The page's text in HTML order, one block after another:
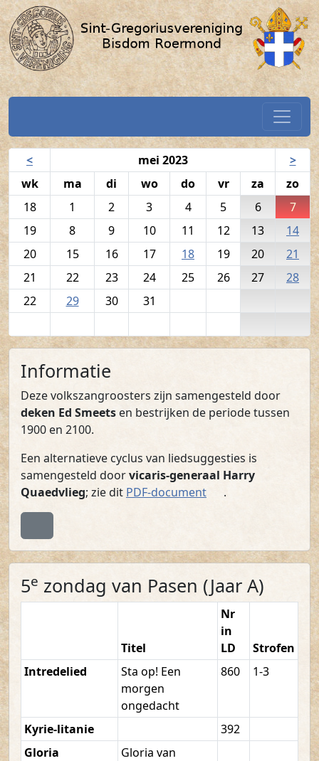
Spring naar hoofdtekst
Volkszang - 7 mei 2023 / SGV-
Navigatiekalender
< mei 2023
>
wk
ma di wo do vr za
zo
18
1 2 3 4 5 6
7
19
8 9 10 11 12 13
14
20
15 16 17 18 19 20
21
21
22 23 24 25 26 27
28
22
29 30 31
Informatie
Deze volkszangroosters zijn samengesteld door
deken Ed Smeetsen bestrijken de periode tussen
1900 en 2100.
Een alternatieve cyclus van liedsuggesties is
samengesteld doorvicaris-generaal Harry
Quaedvlieg; zie dit PDF-document(PDF).
5e zondag van Pasen (Jaar A)
Titel
Nr
in
LD
Strofen
Intredelied
Sta op! Een
morgen
ongedacht
860 1-3
Kyrie-litanie
392
Gloria
Gloria van